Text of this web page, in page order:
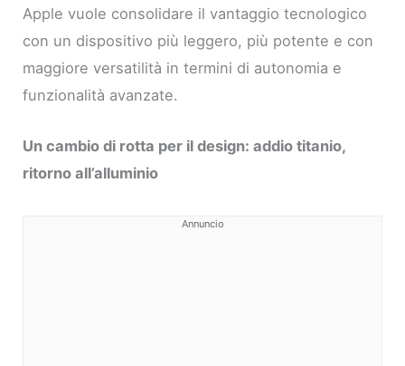
Apple vuole consolidare il vantaggio tecnologico
con un dispositivo più leggero, più potente e con
maggiore versatilità in termini di autonomia e
funzionalità avanzate.
Un cambio di rotta per il design: addio titanio,
ritorno all’alluminio
Annuncio